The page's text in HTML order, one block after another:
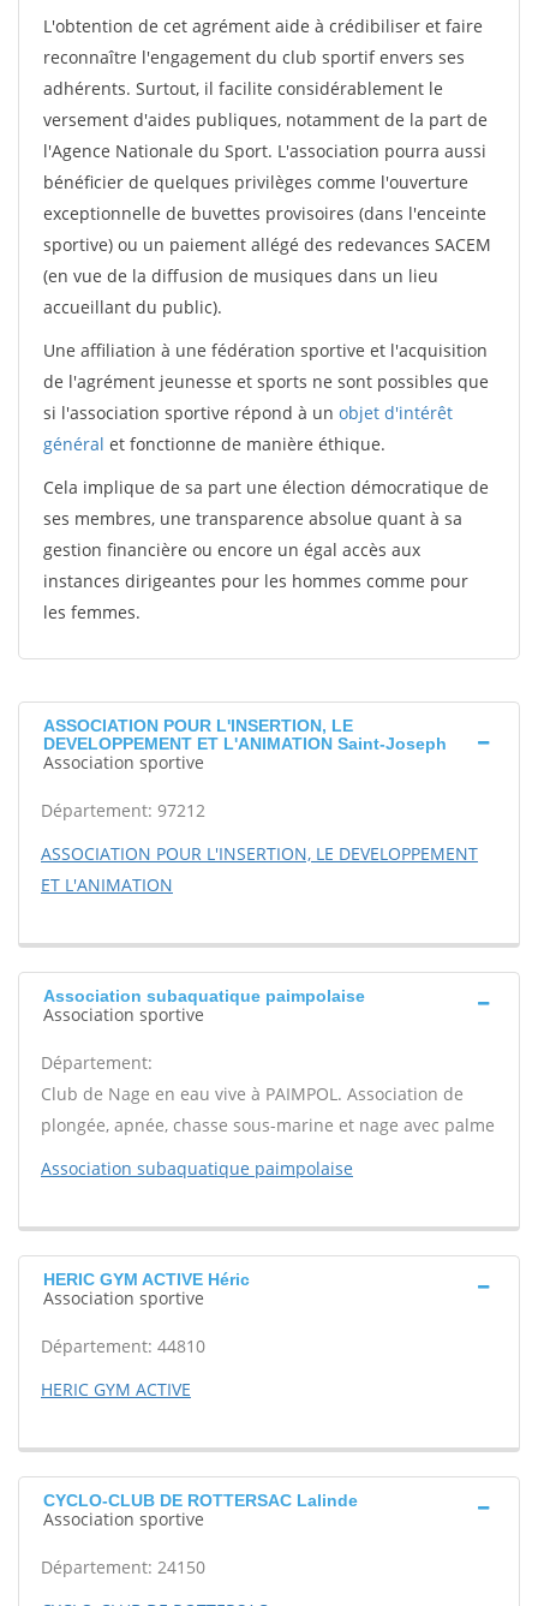
L'obtention de cet agrément aide à crédibiliser et faire
reconnaître l'engagement du club sportif envers ses
adhérents. Surtout, il facilite considérablement le
versement d'aides publiques, notamment de la part de
l'Agence Nationale du Sport. L'association pourra aussi
bénéficier de quelques privilèges comme l'ouverture
exceptionnelle de buvettes provisoires (dans l'enceinte
sportive) ou un paiement allégé des redevances SACEM
(en vue de la diffusion de musiques dans un lieu
accueillant du public).
Une affiliation à une fédération sportive et l'acquisition
de l'agrément jeunesse et sports ne sont possibles que
si l'association sportive répond à un objet d'intérêt
général et fonctionne de manière éthique.
Cela implique de sa part une élection démocratique de
ses membres, une transparence absolue quant à sa
gestion financière ou encore un égal accès aux
instances dirigeantes pour les hommes comme pour
les femmes.
ASSOCIATION POUR L'INSERTION, LE
DEVELOPPEMENT ET L'ANIMATION Saint-Joseph
Association sportive
Département: 97212
ASSOCIATION POUR L'INSERTION, LE DEVELOPPEMENT
ET L'ANIMATION
Association subaquatique paimpolaise
Association sportive
Département:
Club de Nage en eau vive à PAIMPOL. Association de
plongée, apnée, chasse sous-marine et nage avec palme
Association subaquatique paimpolaise
HERIC GYM ACTIVE Héric
Association sportive
Département: 44810
HERIC GYM ACTIVE
CYCLO-CLUB DE ROTTERSAC Lalinde
Association sportive
Département: 24150